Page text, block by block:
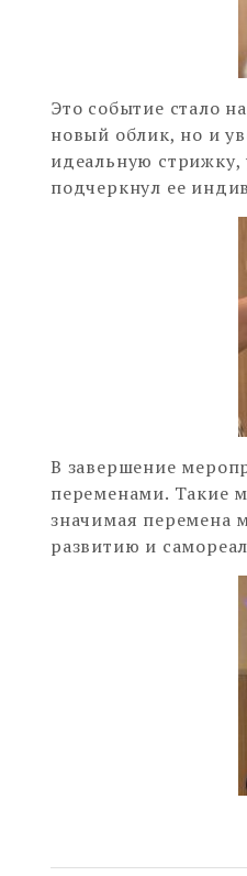
Это событие стало
новый облик, но и
идеальную
подчеркнул ее
В завершение
переменами. Такие
значимая перемена
развитию и